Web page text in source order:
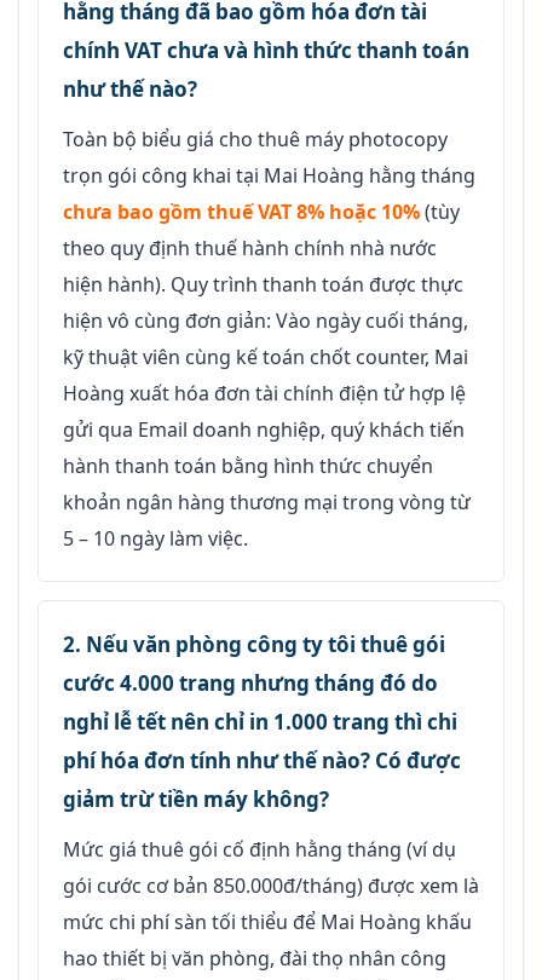
hằng tháng đã bao gồm hóa đơn tài
chính VAT chưa và hình thức thanh toán
như thế nào?
Toàn bộ biểu giá cho thuê máy photocopy
trọn gói công khai tại Mai Hoàng hằng tháng
chưa bao gồm thuế VAT 8% hoặc 10%(tùy
theo quy định thuế hành chính nhà nước
hiện hành). Quy trình thanh toán được thực
hiện vô cùng đơn giản: Vào ngày cuối tháng,
kỹ thuật viên cùng kế toán chốt counter, Mai
Hoàng xuất hóa đơn tài chính điện tử hợp lệ
gửi qua Email doanh nghiệp, quý khách tiến
hành thanh toán bằng hình thức chuyển
khoản ngân hàng thương mại trong vòng từ
5 – 10 ngày làm việc.
2. Nếu văn phòng công ty tôi thuê gói
cước 4.000 trang nhưng tháng đó do
nghỉ lễ tết nên chỉ in 1.000 trang thì chi
phí hóa đơn tính như thế nào? Có được
giảm trừ tiền máy không?
Mức giá thuê gói cố định hằng tháng (ví dụ
gói cước cơ bản 850.000đ/tháng) được xem là
mức chi phí sàn tối thiểu để Mai Hoàng khấu
hao thiết bị văn phòng, đài thọ nhân công